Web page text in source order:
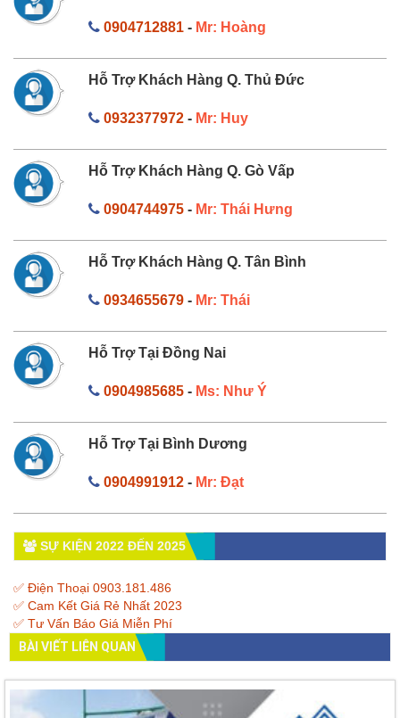
0904712881- Mr: Hoàng
Hỗ Trợ Khách Hàng Q. Thủ Đức
0932377972- Mr: Huy
Hỗ Trợ Khách Hàng Q. Gò Vấp
0904744975- Mr: Thái Hưng
Hỗ Trợ Khách Hàng Q. Tân Bình
0934655679- Mr: Thái
Hỗ Trợ Tại Đồng Nai
0904985685- Ms: Như Ý
Hỗ Trợ Tại Bình Dương
0904991912- Mr: Đạt
SỰ KIỆN 2022 ĐẾN 2025
✅ Điện Thoại 0903.181.486
✅ Cam Kết Giá Rẻ Nhất 2023
✅ Tư Vấn Báo Giá Miễn Phí
BÀI VIẾT LIÊN QUAN